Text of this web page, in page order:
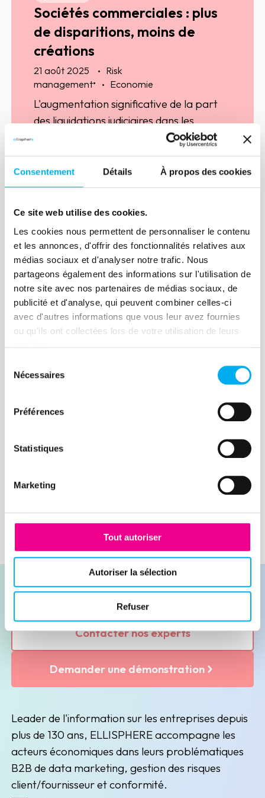
Consentement Détails À propos des cookies
Ce site web utilise des cookies.
Les cookies nous permettent de personnaliser le contenu
et les annonces, d'offrir des fonctionnalités relatives aux
médias sociaux et d'analyser notre trafic. Nous
partageons également des informations sur l'utilisation de
notre site avec nos partenaires de médias sociaux, de
publicité et d'analyse, qui peuvent combiner celles-ci
avec d'autres informations que vous leur avez fournies
ou qu'ils ont collectées lors de votre utilisation de leurs
Nécessaires
Préférences
Statistiques
Marketing
Tout autoriser
Autoriser la sélection
Refuser
Sociétés commerciales : plus
de disparitions, moins de
créations
21 août 2025
Risk
management• Economie
L'augmentation significative de la part
des liquidations judiciaires dans les
disparitions de société commerciale est
un phénomène préoccupant, engagé
depuis plusieurs mois. D'autant que la
dynamique de créations de nouvelles
dans tous les secteurs d'activité ou
territoires français (Hexagone et
DROM).
Lire la suite
Article
Moindre dynamique
entrepreneuriale des sociétés
commerciales
À fin mai 2024, l'Indice de Dynamisme
détériorer, atteignant 1,3, soit une baisse
précédentes.
Contacter nos experts
Demander une démonstration
Leader de l'information sur les entreprises depuis
plus de 130 ans, ELLISPHERE accompagne les
acteurs économiques dans leurs problématiques
B2B de data marketing, gestion des risques
client/fournisseur et conformité.